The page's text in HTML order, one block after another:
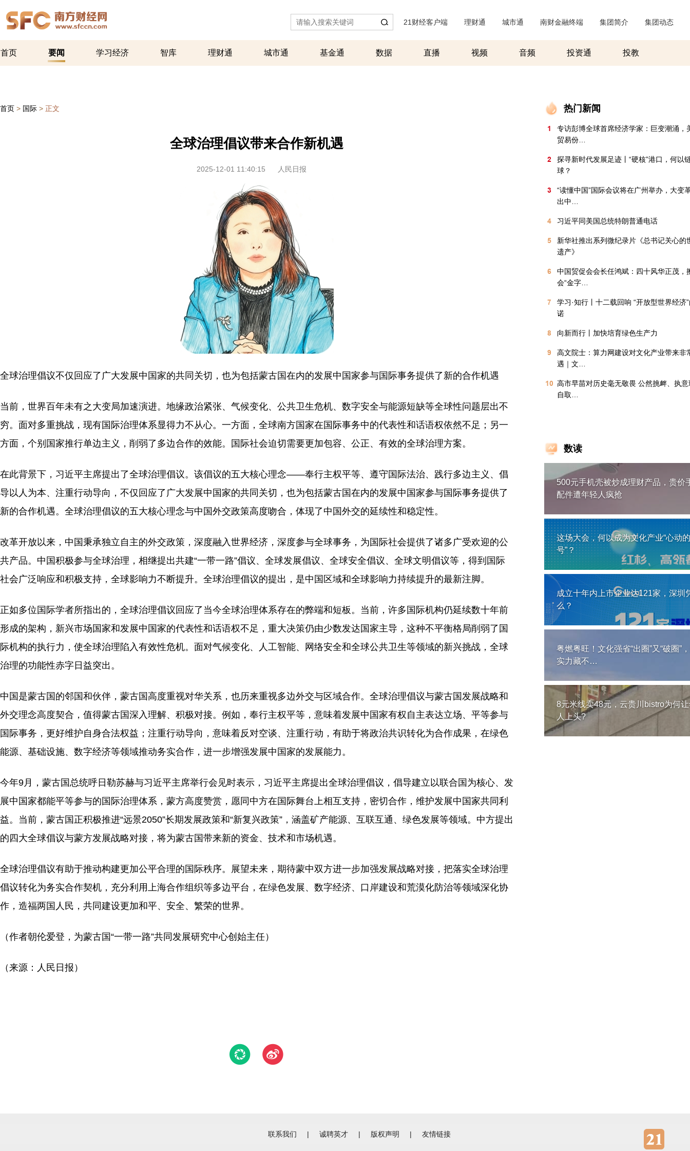
21财经客户端 理财通 城市通 南财金融终端 集团简介 集团动态
首页 要闻 学习经济 智库 理财通 城市通 基金通 数据 直播 视频 音频 投资通 投教
首页 > 国际 > 正文
全球治理倡议带来合作新机遇
2025-12-01 11:40:15 人民日报
全球治理倡议不仅回应了广大发展中国家的共同关切，也为包括蒙古国在内的发展中国家参与国际事务提供了新的合作机遇
当前，世界百年未有之大变局加速演进。地缘政治紧张、气候变化、公共卫生危机、数字安全与能源短缺等全球性问题层出不
穷。面对多重挑战，现有国际治理体系显得力不从心。一方面，全球南方国家在国际事务中的代表性和话语权依然不足；另一
方面，个别国家推行单边主义，削弱了多边合作的效能。国际社会迫切需要更加包容、公正、有效的全球治理方案。
在此背景下，习近平主席提出了全球治理倡议。该倡议的五大核心理念——奉行主权平等、遵守国际法治、践行多边主义、倡
导以人为本、注重行动导向，不仅回应了广大发展中国家的共同关切，也为包括蒙古国在内的发展中国家参与国际事务提供了
新的合作机遇。全球治理倡议的五大核心理念与中国外交政策高度吻合，体现了中国外交的延续性和稳定性。
改革开放以来，中国秉承独立自主的外交政策，深度融入世界经济，深度参与全球事务，为国际社会提供了诸多广受欢迎的公
共产品。中国积极参与全球治理，相继提出共建“一带一路”倡议、全球发展倡议、全球安全倡议、全球文明倡议等，得到国际
社会广泛响应和积极支持，全球影响力不断提升。全球治理倡议的提出，是中国区域和全球影响力持续提升的最新注脚。
正如多位国际学者所指出的，全球治理倡议回应了当今全球治理体系存在的弊端和短板。当前，许多国际机构仍延续数十年前
形成的架构，新兴市场国家和发展中国家的代表性和话语权不足，重大决策仍由少数发达国家主导，这种不平衡格局削弱了国
际机构的执行力，使全球治理陷入有效性危机。面对气候变化、人工智能、网络安全和全球公共卫生等领域的新兴挑战，全球
治理的功能性赤字日益突出。
中国是蒙古国的邻国和伙伴，蒙古国高度重视对华关系，也历来重视多边外交与区域合作。全球治理倡议与蒙古国发展战略和
外交理念高度契合，值得蒙古国深入理解、积极对接。例如，奉行主权平等，意味着发展中国家有权自主表达立场、平等参与
国际事务，更好维护自身合法权益；注重行动导向，意味着反对空谈、注重行动，有助于将政治共识转化为合作成果，在绿色
能源、基础设施、数字经济等领域推动务实合作，进一步增强发展中国家的发展能力。
今年9月，蒙古国总统呼日勒苏赫与习近平主席举行会见时表示，习近平主席提出全球治理倡议，倡导建立以联合国为核心、发
展中国家都能平等参与的国际治理体系，蒙方高度赞赏，愿同中方在国际舞台上相互支持，密切合作，维护发展中国家共同利
益。当前，蒙古国正积极推进“远景2050”长期发展政策和“新复兴政策”，涵盖矿产能源、互联互通、绿色发展等领域。中方提出
的四大全球倡议与蒙方发展战略对接，将为蒙古国带来新的资金、技术和市场机遇。
全球治理倡议有助于推动构建更加公平合理的国际秩序。展望未来，期待蒙中双方进一步加强发展战略对接，把落实全球治理
倡议转化为务实合作契机，充分利用上海合作组织等多边平台，在绿色发展、数字经济、口岸建设和荒漠化防治等领域深化协
作，造福两国人民，共同建设更加和平、安全、繁荣的世界。
（作者朝伦爱登，为蒙古国“一带一路”共同发展研究中心创始主任）
（来源：人民日报）
热门新闻
1
专访彭博全球首席经济学家：巨变潮涌，
贸易份…
2
探寻新时代发展足迹丨“硬核”港口，何以
球？
3
“读懂中国”国际会议将在广州举办，大变
出中…
4 习近平同美国总统特朗普通电话
5
新华社推出系列微纪录片《总书记关心的
遗产》
6
中国贸促会会长任鸿斌：四十风华正茂，
会“金字…
7
学习·知行丨十二载回响 “开放型世界经济
诺
8 向新而行丨加快培育绿色生产力
9
高文院士：算力网建设对文化产业带来非
遇｜文…
10 高市早苗对历史毫无敬畏 公然挑衅、执
自取…
数读
500元手机壳被炒成理财产品，贵价
配件遭年轻人疯抢
这场大会，何以成为文化产业“心动
号”？
成立十年内上市企业达121家，深圳
么？
粤燃粤旺！文化强省“出圈”又“破圈”
实力藏不…
8元米线卖48元，云贵川bistro为何
人上头?
联系我们 | 诚聘英才 | 版权声明 | 友情链接